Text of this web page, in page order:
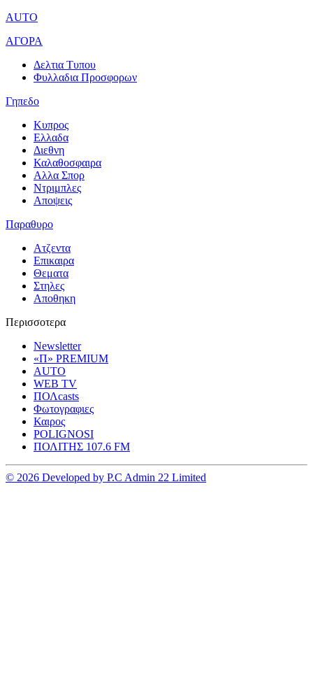
AUTO
ΑΓΟΡΑ
Δελτια Τυπου
Φυλλαδια Προσφορων
Γηπεδο
Κυπρος
Ελλαδα
Διεθνη
Καλαθοσφαιρα
Αλλα Σπορ
Ντριμπλες
Αποψεις
Παραθυρο
Ατζεντα
Επικαιρα
Θεματα
Στηλες
Αποθηκη
Περισσοτερα
Newsletter
«Π» PREMIUM
AUTO
WEB TV
ΠΟΛcasts
Φωτογραφιες
Καιρος
POLIGNOSI
ΠΟΛΙΤΗΣ 107.6 FM
© 2026 Developed by P.C Admin 22 Limited